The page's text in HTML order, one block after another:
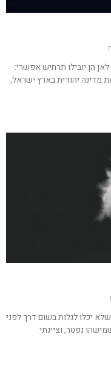
הן יובילו תרחיש אפשרי:
מדינה יהודית בארץ ישראל,
יכלו לגלות בשום דרך לפני
נפטר, וציינתי